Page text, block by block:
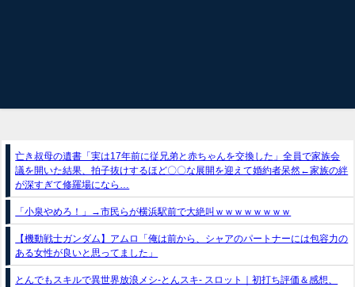
亡き叔母の遺書「実は17年前に従兄弟と赤ちゃんを交換した」全員で家族会
議を開いた結果、拍子抜けするほど〇〇な展開を迎えて婚約者呆然←家族の絆
が深すぎて修羅場になら…
「小泉やめろ！」→市民らが横浜駅前で大絶叫ｗｗｗｗｗｗｗｗ
【機動戦士ガンダム】アムロ「俺は前から、シャアのパートナーには包容力の
ある女性が良いと思ってました」
とんでもスキルで異世界放浪メシ-とんスキ- スロット｜初打ち評価＆感想、